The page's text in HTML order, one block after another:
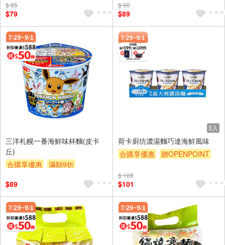
$ 85
$79
$ 90
$89
三洋札幌一番海鮮味杯麵(皮卡
丘)
合購享優惠
滿額9折
$89
3入
荷卡廚坊濃湯麵巧達海鮮風味
合購享優惠
贈OPENPOINT
贈$200
$ 108
$101